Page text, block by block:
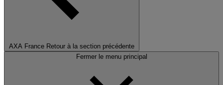
AXA France Retour à la section précédente
Fermer le menu principal